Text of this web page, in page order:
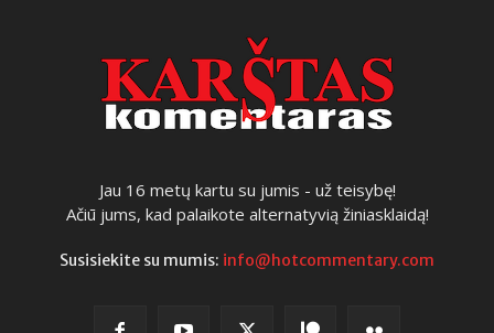
Jau 16 metų kartu su jumis - už teisybę!
Ačiū jums, kad palaikote alternatyvią žiniasklaidą!
Susisiekite su mumis: info@hotcommentary.com